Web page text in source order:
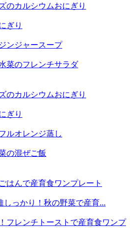
のカルシウムおにぎり
ぎり
ンジャースープ
菜のフレンチサラダ
のカルシウムおにぎり
ぎり
ルオレンジ蒸し
の混ぜご飯
はんで産育食ワンプレート
しっかり！秋の野菜で産育...
フレンチトーストで産育食ワンプ